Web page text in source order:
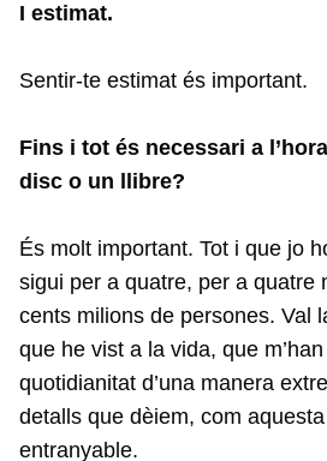
I estimat.
Sentir-te estimat és important.
Fins i tot és necessari a
disc o un llibre?
És molt important. Tot i que jo
sigui per a quatre, per a quatre
cents milions de persones. Val
que he vist a la vida, que
quotidianitat d’una manera
detalls que dèiem, com
entranyable.